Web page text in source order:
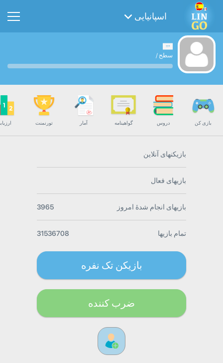
اسپانیایی
سطح /
بازی کن دروس گواهینامه آمار تورنمنت
بازیکنهای آنلاین
بازیهای فعال
بازیهای انجام شدۀ امروز 3965
تمام بازیها 31536708
بازیکن تک نفره
ضرب کننده